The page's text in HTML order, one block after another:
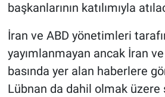
başkanlarının katılımıyla
İran ve ABD yönetimleri
yayımlanmayan ancak İran
basında yer alan haberlere
Lübnan da dahil olmak üzere